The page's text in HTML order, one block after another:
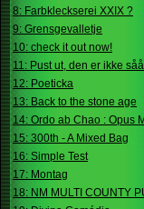
8: Farbkleckserei XXIX ?
9: Grensgevalletje
10: check it out now!
11: Pust ut, den er ikke såå
12: Poeticka
13: Back to the stone age
14: Ordo ab Chao : Opus
15: 300th - A Mixed Bag
16: Simple Test
17: Montag
18: NM MULTI COUNTY